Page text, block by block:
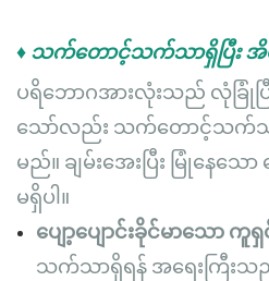
♦ သက်တောင့်သက်သာရှိပြီး အိ
ပရိဘောဂအားလုံးသည် လုံခြုံပြီ
သော်လည်း သက်တောင့်သက်သာ
မည်။ ချမ်းအေးပြီး မြုံနေ
မရှိပါ။
ပျော့ပျောင်းခိုင်မာသော ကူရှ
သက်သာရှိရန် အရေးကြီးသ